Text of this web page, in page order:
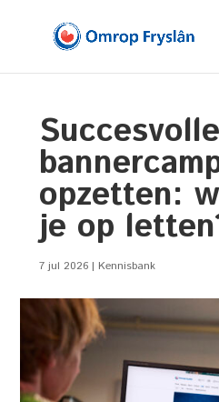
Succesvolle
opzetten:
je op
7 jul 2026| Kennisbank